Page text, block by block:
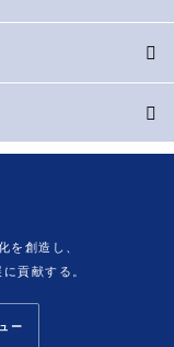
を創造し、
貢献する。
ー